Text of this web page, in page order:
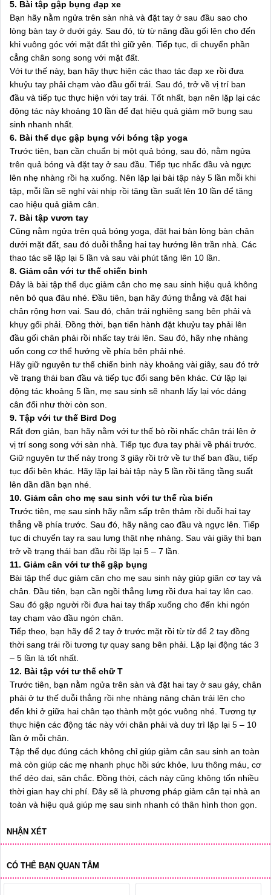
5. Bài tập gập bụng đạp xe
Bạn hãy nằm ngửa trên sàn nhà và đặt tay ở sau đầu sao cho
lòng bàn tay ở dưới gáy. Sau đó, từ từ nâng đầu gối lên cho đến
khi vuông góc với mặt đất thì giữ yên. Tiếp tục, di chuyển phần
cẳng chân song song với mặt đất.
Với tư thế này, bạn hãy thực hiện các thao tác đạp xe rồi đưa
khuỷu tay phải chạm vào đầu gối trái. Sau đó, trở về vị trí ban
đầu và tiếp tục thực hiện với tay trái. Tốt nhất, bạn nên lặp lại các
động tác này khoảng 10 lần để đạt hiệu quả giảm mỡ bụng sau
sinh nhanh nhất.
6. Bài thể dục gập bụng với bóng tập yoga
Trước tiên, bạn cần chuẩn bị một quả bóng, sau đó, nằm ngửa
trên quả bóng và đặt tay ở sau đầu. Tiếp tục nhấc đầu và ngực
lên nhẹ nhàng rồi hạ xuống. Nên lặp lại bài tập này 5 lần mỗi khi
tập, mỗi lần sẽ nghỉ vài nhịp rồi tăng tần suất lên 10 lần để tăng
cao hiệu quả giảm cân.
7. Bài tập vươn tay
Cũng nằm ngửa trên quả bóng yoga, đặt hai bàn lòng bàn chân
dưới mặt đất, sau đó duỗi thẳng hai tay hướng lên trần nhà. Các
thao tác sẽ lặp lại 5 lần và sau vài phút tăng lên 10 lần.
8. Giảm cân với tư thế chiến binh
Đây là bài tập thể dục giảm cân cho mẹ sau sinh hiệu quả không
nên bỏ qua đâu nhé. Đầu tiên, bạn hãy đứng thẳng và đặt hai
chân rộng hơn vai. Sau đó, chân trái nghiêng sang bên phải và
khụy gối phải. Đồng thời, bạn tiến hành đặt khuỷu tay phải lên
đầu gối chân phải rồi nhấc tay trái lên. Sau đó, hãy nhẹ nhàng
uốn cong cơ thể hướng về phía bên phải nhé.
Hãy giữ nguyên tư thế chiến binh này khoảng vài giây, sau đó trở
về trạng thái ban đầu và tiếp tục đổi sang bên khác. Cứ lặp lại
động tác khoảng 5 lần, mẹ sau sinh sẽ nhanh lấy lại vóc dáng
cân đối như thời còn son.
9. Tập với tư thế Bird Dog
Rất đơn giản, bạn hãy nằm với tư thế bò rồi nhấc chân trái lên ở
vị trí song song với sàn nhà. Tiếp tục đưa tay phải về phái trước.
Giữ nguyên tư thế này trong 3 giây rồi trở về tư thế ban đầu, tiếp
tục đổi bên khác. Hãy lặp lại bài tập này 5 lần rồi tăng tầng suất
lên dần dần bạn nhé.
10. Giảm cân cho mẹ sau sinh với tư thế rùa biển
Trước tiên, mẹ sau sinh hãy nằm sấp trên thảm rồi duỗi hai tay
thẳng về phía trước. Sau đó, hãy nâng cao đầu và ngực lên. Tiếp
tục di chuyển tay ra sau lưng thật nhẹ nhàng. Sau vài giây thì bạn
trở về trạng thái ban đầu rồi lặp lại 5 – 7 lần.
11. Giảm cân với tư thế gập bụng
Bài tập thể dục giảm cân cho mẹ sau sinh này giúp giãn cơ tay và
chân. Đầu tiên, bạn cần ngồi thẳng lưng rồi đưa hai tay lên cao.
Sau đó gập người rồi đưa hai tay thấp xuống cho đến khi ngón
tay chạm vào đầu ngón chân.
Tiếp theo, bạn hãy để 2 tay ở trước mặt rồi từ từ để 2 tay đồng
thời sang trái rồi tương tự quay sang bên phải. Lặp lại động tác 3
– 5 lần là tốt nhất.
12. Bài tập với tư thế chữ T
Trước tiên, bạn nằm ngửa trên sàn và đặt hai tay ở sau gáy, chân
phải ở tư thế duỗi thẳng rồi nhẹ nhàng nâng chân trái lên cho
đến khi ở giữa hai chân tạo thành một góc vuông nhé. Tương tự
thực hiện các động tác này với chân phải và duy trì lặp lại 5 – 10
lần ở mỗi chân.
Tập thể dục đúng cách không chỉ giúp giảm cân sau sinh an toàn
mà còn giúp các mẹ nhanh phục hồi sức khỏe, lưu thông máu, cơ
thể dẻo dai, săn chắc. Đồng thời, cách này cũng không tốn nhiều
thời gian hay chi phí. Đây sẽ là phương pháp giảm cân tại nhà an
toàn và hiệu quả giúp mẹ sau sinh nhanh có thân hình thon gọn.
NHẬN XÉT
CÓ THỂ BẠN QUAN TÂM